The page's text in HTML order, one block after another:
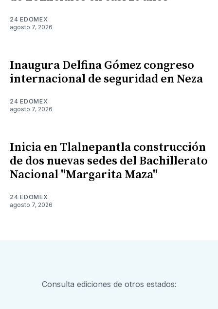
24 EDOMEX
agosto 7, 2026
Inaugura Delfina Gómez congreso
internacional de seguridad en Neza
24 EDOMEX
agosto 7, 2026
Inicia en Tlalnepantla construcción
de dos nuevas sedes del Bachillerato
Nacional "Margarita Maza"
24 EDOMEX
agosto 7, 2026
Consulta ediciones de otros estados: